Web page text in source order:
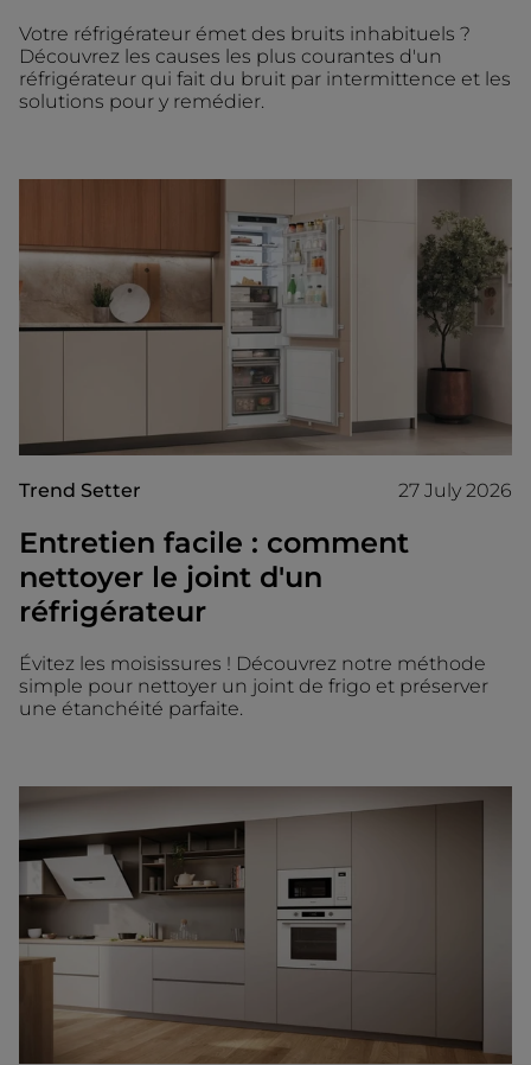
Votre réfrigérateur émet des bruits inhabituels ?
Découvrez les causes les plus courantes d'un
réfrigérateur qui fait du bruit par intermittence et les
solutions pour y remédier.
Trend Setter 27 July 2026
Entretien facile : comment
nettoyer le joint d'un
réfrigérateur
Évitez les moisissures ! Découvrez notre méthode
simple pour nettoyer un joint de frigo et préserver
une étanchéité parfaite.